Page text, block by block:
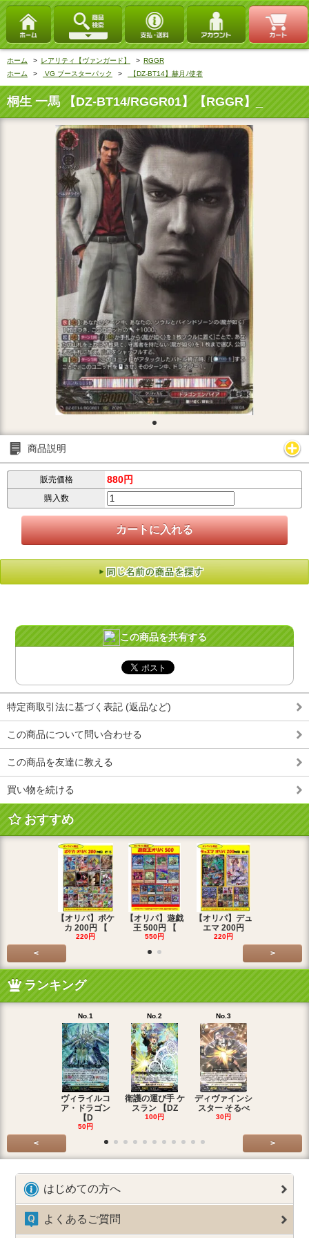
ホーム > レアリティ【ヴァンガード】 > RGGR
ホーム
> VG ブースターパック > 【DZ-BT14】赫月ﾉ使者
桐生 一馬 【DZ-BT14/RGGR01】【RGGR】_
商品説明
販売価格 880円
購入数
この商品を共有する
特定商取引法に基づく表記 (返品など)
この商品について問い合わせる
この商品を友達に教える
買い物を続ける
おすすめ
【オリパ】ポケ
カ 200円 【
220円
【オリパ】遊戯
王 500円 【
550円
【オリパ】デュ
エマ 200円
220円
< >
ランキング
No.1
ヴィライルコ
ア・ドラゴン
【D
50円
No.2
衛護の運び手 ケ
スラン 【DZ
100円
No.3
ディヴァインシ
スター そるべ
30円
< >
はじめての方へ
よくあるご質問